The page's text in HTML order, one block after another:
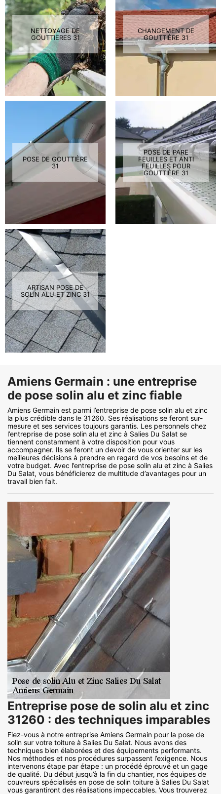
NETTOYAGE DE
GOUTTIÈRES 31
CHANGEMENT DE
GOUTTIÈRE 31
POSE DE GOUTTIÈRE
31
POSE DE PARE
FEUILLES ET ANTI
FEUILLES POUR
GOUTTIÈRE 31
ARTISAN POSE DE
SOLIN ALU ET ZINC 31
Amiens Germain : une entreprise
de pose solin alu et zinc fiable
Amiens Germain est parmi l’entreprise de pose solin alu et zinc
la plus crédible dans le 31260. Ses réalisations se feront sur-
mesure et ses services toujours garantis. Les personnels chez
l’entreprise de pose solin alu et zinc à Salies Du Salat se
tiennent constamment à votre disposition pour vous
accompagner. Ils se feront un devoir de vous orienter sur les
meilleures décisions à prendre en regard de vos besoins et de
votre budget. Avec l’entreprise de pose solin alu et zinc à Salies
Du Salat, vous bénéficierez de multitude d’avantages pour un
travail bien fait.
Entreprise pose de solin alu et zinc
31260 : des techniques imparables
Fiez-vous à notre entreprise Amiens Germain pour la pose de
solin sur votre toiture à Salies Du Salat. Nous avons des
techniques bien élaborées et des équipements performants.
Nos méthodes et nos procédures surpassent l’exigence. Nous
intervenons étape par étape : un procédé éprouvé et un gage
de qualité. Du début jusqu’à la fin du chantier, nos équipes de
couvreurs spécialisés en pose de solin toiture à Salies Du Salat
vous garantiront des réalisations impeccables. Vous trouverez